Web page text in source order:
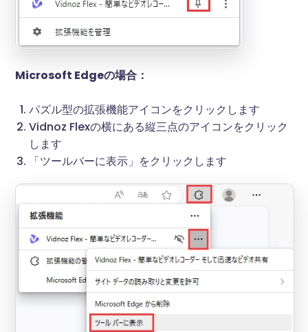
Microsoft Edgeの場合：
パズル型の拡張機能アイコンをクリックします
Vidnoz Flexの横にある縦三点のアイコンをクリック
します
「ツールバーに表示」をクリックします